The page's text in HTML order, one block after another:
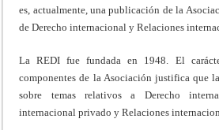
es, actualmente, una publicación de la
de Derecho internacional y Relaciones
La REDI fue fundada en 1948. El
componentes de la Asociación justifica que
sobre temas relativos a Derecho
internacional privado y Relaciones